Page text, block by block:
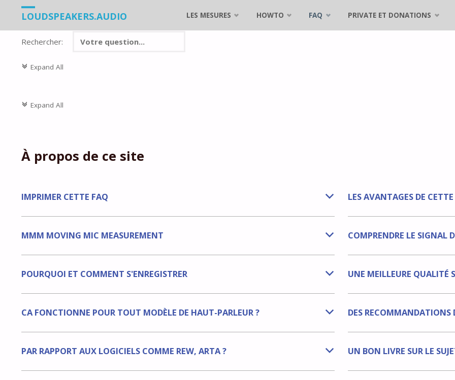
LOUDSPEAKERS.AUDIO Skip
LES MESURES HOWTO FAQ PRIVATE ET DONATIONS
Rechercher:
c Expand All
c Expand All
À propos de ce site
b
IMPRIMER CETTE FAQ LES AVANTAGES DE
b
MMM MOVING MIC MEASUREMENT COMPRENDRE LE SIGNAL
b
POURQUOI ET COMMENT S'ENREGISTRER UNE MEILLEURE QUALITÉ
b
CA FONCTIONNE POUR TOUT MODÈLE DE HAUT-PARLEUR ? DES RECOMMANDATIONS
b
PAR RAPPORT AUX LOGICIELS COMME REW, ARTA ? UN BON LIVRE SUR LE